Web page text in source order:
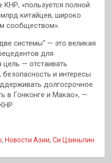
«пользуется полной
китайцев, широко
сообществом».
системы“ — это великая
для
— отстаивать
безопасность и интересы
долгосрочное
в Гонконге и Макао», —
, Новости Азии, Си Цзиньпин